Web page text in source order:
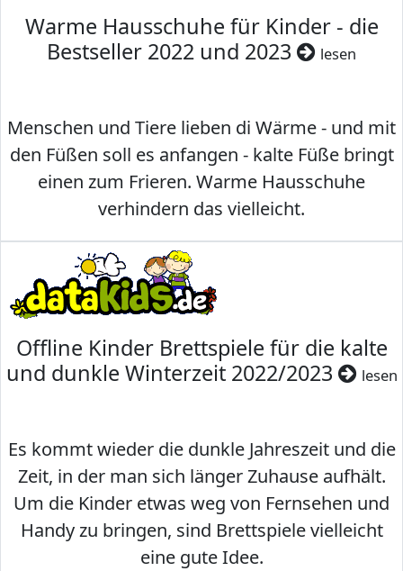
Warme Hausschuhe für Kinder - die
Bestseller 2022 und 2023
lesen
Menschen und Tiere lieben di Wärme - und mit
den Füßen soll es anfangen - kalte Füße bringt
einen zum Frieren. Warme Hausschuhe
verhindern das vielleicht.
Offline Kinder Brettspiele für die kalte
und dunkle Winterzeit 2022/2023
lesen
Es kommt wieder die dunkle Jahreszeit und die
Zeit, in der man sich länger Zuhause aufhält.
Um die Kinder etwas weg von Fernsehen und
Handy zu bringen, sind Brettspiele vielleicht
eine gute Idee.